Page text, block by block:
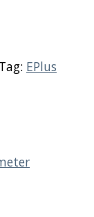
Tag: EPlus